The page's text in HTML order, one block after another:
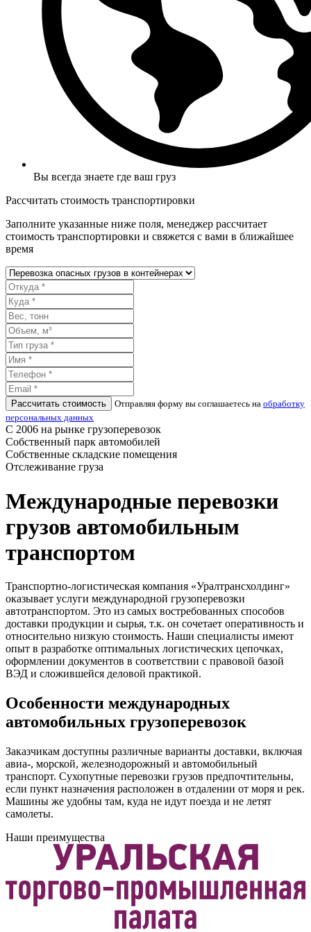
Вы всегда знаете где ваш груз
Рассчитать стоимость транспортировки
Заполните указанные ниже поля, менеджер рассчитает
стоимость транспортировки и свяжется с вами в ближайшее
время
Рассчитать стоимость Отправляя форму вы соглашаетесь на обработку
персональных данных
С 2006 на рынке грузоперевозок
Собственный парк автомобилей
Собственные складские помещения
Отслеживание груза
Международные перевозки
грузов автомобильным
транспортом
Транспортно-логистическая компания «Уралтрансхолдинг»
оказывает услуги международной грузоперевозки
автотранспортом. Это из самых востребованных способов
доставки продукции и сырья, т.к. он сочетает оперативность и
относительно низкую стоимость. Наши специалисты имеют
опыт в разработке оптимальных логистических цепочках,
оформлении документов в соответствии с правовой базой
ВЭД и сложившейся деловой практикой.
Особенности международных
автомобильных грузоперевозок
Заказчикам доступны различные варианты доставки, включая
авиа-, морской, железнодорожный и автомобильный
транспорт. Сухопутные перевозки грузов предпочтительны,
если пункт назначения расположен в отдалении от моря и рек.
Машины же удобны там, куда не идут поезда и не летят
самолеты.
Наши преимущества